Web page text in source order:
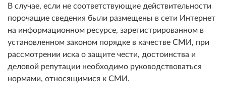
В случае, если не соответствующие действительности
порочащие сведения были размещены в сети Интернет
на информационном ресурсе, зарегистрированном в
установленном законом порядке в качестве СМИ, при
рассмотрении иска о защите чести, достоинства и
деловой репутации необходимо руководствоваться
нормами, относящимися к СМИ.